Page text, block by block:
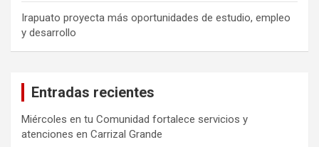
Irapuato proyecta más oportunidades de estudio, empleo
y desarrollo
Entradas recientes
Miércoles en tu Comunidad fortalece servicios y
atenciones en Carrizal Grande